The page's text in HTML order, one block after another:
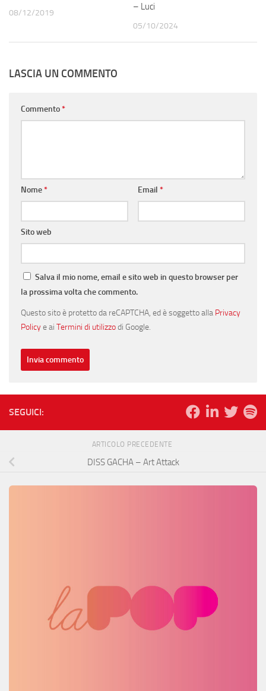
08/12/2019
– Luci
05/10/2024
LASCIA UN COMMENTO
Commento*
Nome* Email *
Sito web
Salva il mio nome, email e sito web in questo browser per
la prossima volta che commento.
Questo sito è protetto da reCAPTCHA, ed è soggetto alla Privacy
Policye ai Termini di utilizzodi Google.
SEGUICI:
ARTICOLO PRECEDENTE
DISS GACHA – Art Attack